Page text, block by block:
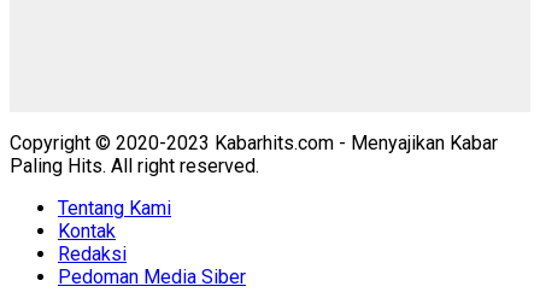
Copyright © 2020-2023 Kabarhits.com - Menyajikan Kabar
Paling Hits. All right reserved.
Tentang Kami
Kontak
Redaksi
Pedoman Media Siber